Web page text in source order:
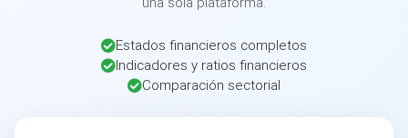
Estados financieros completos
Indicadores y ratios financieros
Comparación sectorial